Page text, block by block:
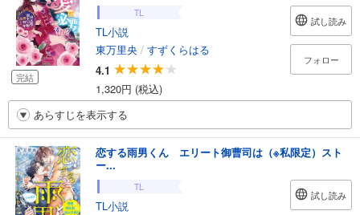
完結
TL
TL小説
東万里央 / すずくらはる
4.1
1,320円 (税込)
試し読み
フォロー
あらすじを表示する
恋する雨男くん エリート御曹司は（※私限定）スト
ー...
TL
TL小説
試し読み